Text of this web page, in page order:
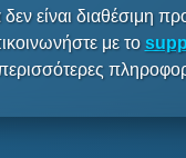
είναι διαθέσιμη
με το